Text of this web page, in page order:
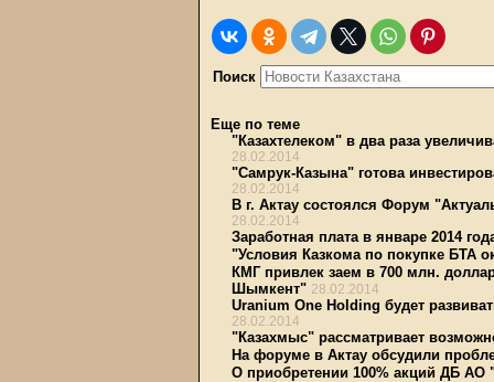
Поиск
Еще по теме
"Казахтелеком" в два раза
28.02.2014
"Самрук-Казына" готова
28.02.2014
В г. Актау состоялся Форум
28.02.2014
Заработная плата в январе 2014
"Условия Казкома по покупке БТА
КМГ привлек заем в 700 млн.
Шымкент" 28.02.2014
Uranium One Holding будет
28.02.2014
"Казахмыс" рассматривает
На форуме в Актау обсудили
О приобретении 100% акций ДБ АО